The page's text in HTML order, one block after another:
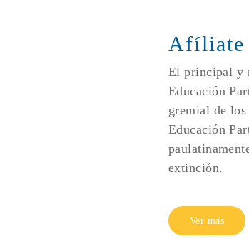
Afíliate
El principal y
Educación
gremial de
Educación
extinción.
Ver más